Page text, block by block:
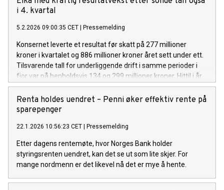
i 4. kvartal
5.2.2026 09:00:35 CET | Pressemelding
Konsernet leverte et resultat før skatt på 277 millioner
kroner i kvartalet og 886 millioner kroner året sett under ett.
Tilsvarende tall for underliggende drift i samme perioder i
fjor var på henholdsvis 134 og 299 millioner kroner. Hittil i år
er totalresultatet på 848 millioner kroner (etter skatt), mot
6,2 milliarder kroner samme periode i fjor som inkluderer
gevinst ved salg av Eika Forsikring. Gevinsten utgjorde om
Renta holdes uendret – Penni øker effektiv rente på
sparepenger
22.1.2026 10:56:23 CET | Pressemelding
Etter dagens rentemøte, hvor Norges Bank holder
styringsrenten uendret, kan det se ut som lite skjer. For
mange nordmenn er det likevel nå det er mye å hente.